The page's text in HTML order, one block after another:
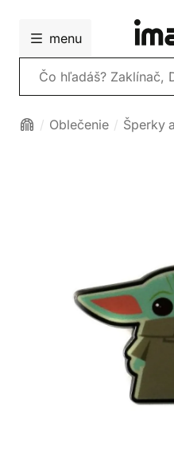
menu
Vyhľadávanie
Oblečenie Šperky